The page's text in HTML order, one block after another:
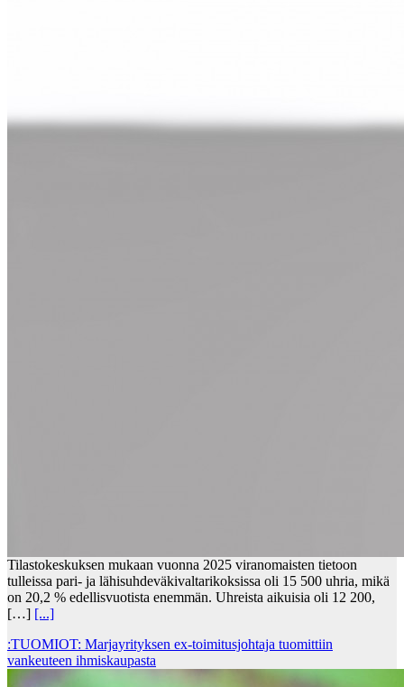
Tilastokeskuksen mukaan vuonna 2025 viranomaisten tietoon
tulleissa pari- ja lähisuhdeväkivaltarikoksissa oli 15 500 uhria, mikä
on 20,2 % edellisvuotista enemmän. Uhreista aikuisia oli 12 200,
[…] [...]
:TUOMIOT: Marjayrityksen ex-toimitusjohtaja tuomittiin
vankeuteen ihmiskaupasta